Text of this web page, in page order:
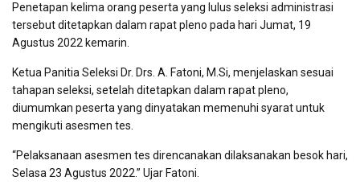
Penetapan kelima orang peserta yang lulus seleksi administrasi
tersebut ditetapkan dalam rapat pleno pada hari Jumat, 19
Agustus 2022 kemarin.
Ketua Panitia Seleksi Dr. Drs. A. Fatoni, M.Si, menjelaskan sesuai
tahapan seleksi, setelah ditetapkan dalam rapat pleno,
diumumkan peserta yang dinyatakan memenuhi syarat untuk
mengikuti asesmen tes.
“Pelaksanaan asesmen tes direncanakan dilaksanakan besok hari,
Selasa 23 Agustus 2022.” Ujar Fatoni.